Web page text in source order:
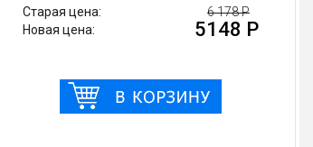
Старая цена:
6 178 Р
Новая цена:
5148 Р